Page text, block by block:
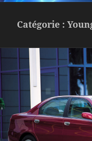
Catégorie :